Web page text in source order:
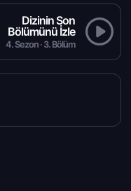
Dizinin Son
Bölümünü İzle
4. Sezon · 3. Bölüm